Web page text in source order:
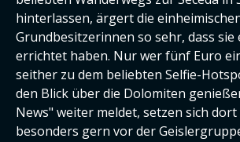
hinterlassen, ärgert die
Grundbesitzerinnen so sehr, dass
errichtet haben. Nur wer fünf Euro
seither zu dem beliebten Selfie-
den Blick über die Dolomiten
News" weiter meldet, setzen sich
besonders gern vor der